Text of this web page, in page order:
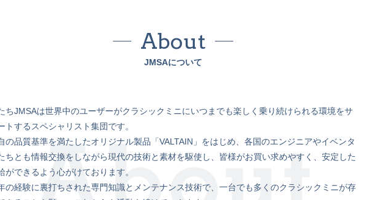
About
JMSAについて
ちJMSAは世界中のユーザーがクラシックミニにいつまでも楽しく乗り続けられる環境をサ
トするスペシャリスト集団です。
の品質基準を満たしたオリジナル製品「VALTAIN」をはじめ、各国のエンジニアやイベンタ
ちとも情報交換をしながら現代の技術と素材を駆使し、皆様がお買い求めやすく、安定した
ができるよう心がけております。
の経験に裏打ちされた専門知識とメンテナンス技術で、一台でも多くのクラシックミニが存